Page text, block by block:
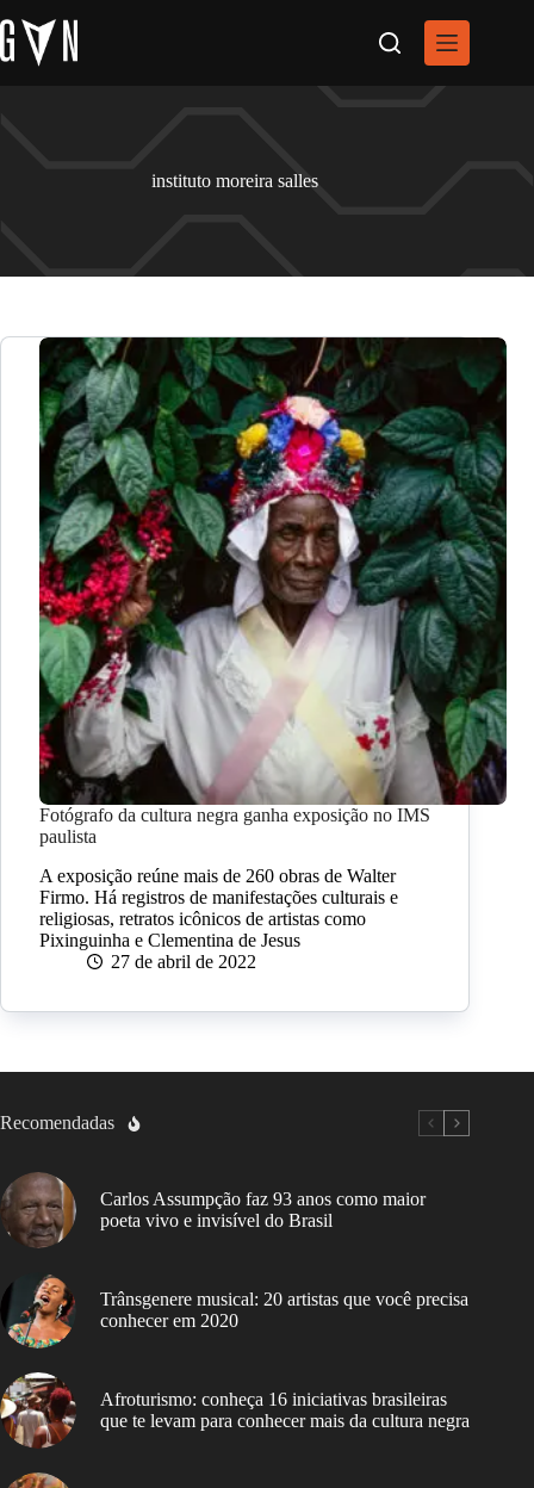
para
o
conteúdo
instituto moreira salles
Fotógrafo da cultura negra ganha exposição no IMS
paulista
A exposição reúne mais de 260 obras de Walter
Firmo. Há registros de manifestações culturais e
religiosas, retratos icônicos de artistas como
Pixinguinha e Clementina de Jesus
27 de abril de 2022
Recomendadas
Carlos Assumpção faz 93 anos como maior
poeta vivo e invisível do Brasil
Trânsgenere musical: 20 artistas que você precisa
conhecer em 2020
Afroturismo: conheça 16 iniciativas brasileiras
que te levam para conhecer mais da cultura negra